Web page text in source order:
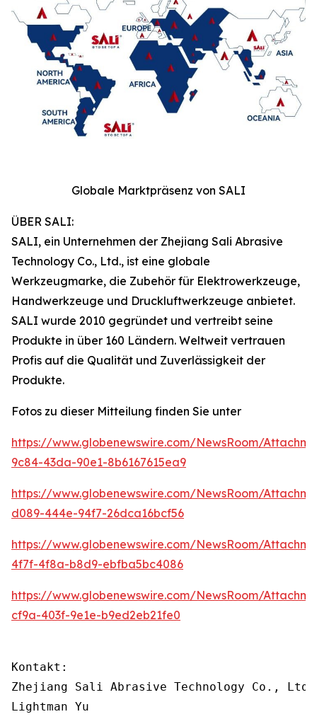
Globale Marktpräsenz von SALI
ÜBER SALI:
SALI, ein Unternehmen der Zhejiang Sali Abrasive
Technology Co., Ltd., ist eine globale
Werkzeugmarke, die Zubehör für Elektrowerkzeuge,
Handwerkzeuge und Druckluftwerkzeuge anbietet.
SALI wurde 2010 gegründet und vertreibt seine
Produkte in über 160 Ländern. Weltweit vertrauen
Profis auf die Qualität und Zuverlässigkeit der
Produkte.
Fotos zu dieser Mitteilung finden Sie unter
https://www.globenewswire.com/NewsRoom/
9c84-43da-90e1-8b6167615ea9
https://www.globenewswire.com/NewsRoom/
d089-444e-94f7-26dca16bcf56
https://www.globenewswire.com/NewsRoom/
4f7f-4f8a-b8d9-ebfba5bc4086
https://www.globenewswire.com/NewsRoom/
cf9a-403f-9e1e-b9ed2eb21fe0
Kontakt:
Zhejiang Sali Abrasive Technology Co., Ltd
Lightman Yu